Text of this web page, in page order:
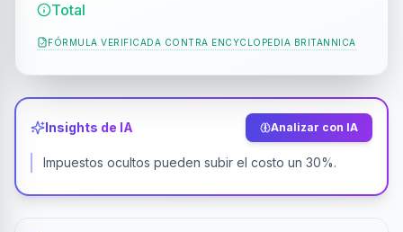
Total
FÓRMULA VERIFICADA CONTRA ENCYCLOPEDIA BRITANNICA
Insights de IA Analizar con IA
Impuestos ocultos pueden subir el costo un 30%.